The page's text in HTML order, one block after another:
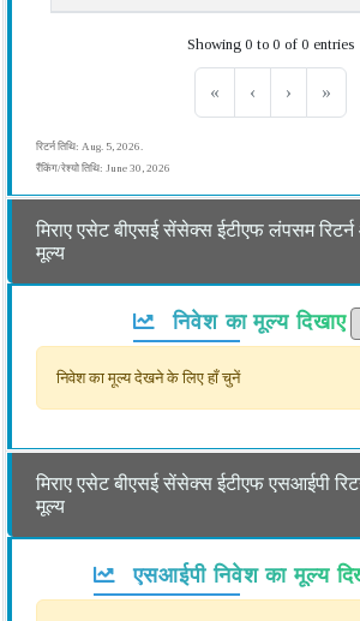
में
Showing 0 to 0 of 0 entries
« ‹ › »
रिटर्न तिथि: Aug. 5, 2026.
रैंकिंग/रेश्यो तिथि: June 30, 2026
मिराए एसेट बीएसई सेंसेक्स ईटीएफ लंपसम
मूल्य
निवेश का मूल्य दिखाए
निवेश का मूल्य देखने के लिए हाँ चुनें
मिराए एसेट बीएसई सेंसेक्स ईटीएफ एसआईपी
मूल्य
एसआईपी निवेश का मूल्य